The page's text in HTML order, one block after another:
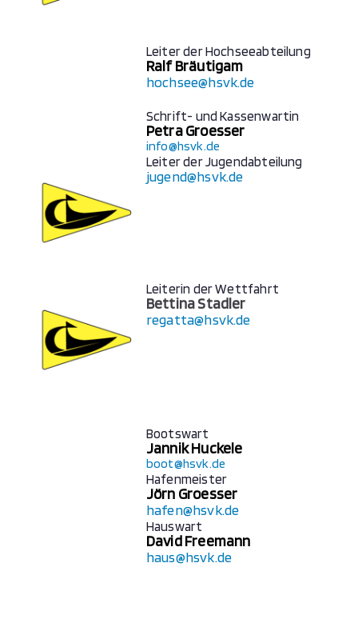
Leiter der Hochseeabteilung
Ralf Bräutigam
hochsee@hsvk.de
Schrift- und Kassenwartin
Petra Groesser
info@hsvk.de
Leiter der Jugendabteilung
jugend@hsvk.de
Leiterin der Wettfahrt
Bettina Stadler
regatta@hsvk.de
Bootswart
Jannik Huckele
boot@hsvk.de
Hafenmeister
Jörn Groesser
hafen@hsvk.de
Hauswart
David Freemann
haus@hsvk.de